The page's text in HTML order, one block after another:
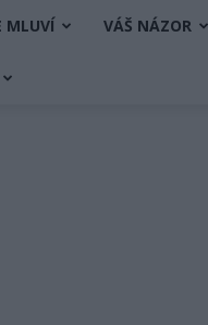
MLUVÍ VÁŠ NÁZOR